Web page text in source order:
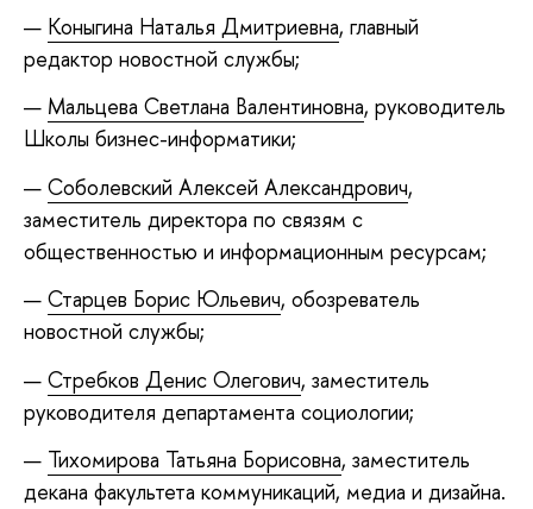
Коныгина Наталья Дмитриевна, главный
редактор новостной службы;
Мальцева Светлана Валентиновна, руководитель
Школы бизнес-информатики;
Соболевский Алексей Александрович,
заместитель директора по связям с
общественностью и информационным ресурсам;
Старцев Борис Юльевич, обозреватель
новостной службы;
Стребков Денис Олегович, заместитель
руководителя департамента социологии;
Тихомирова Татьяна Борисовна, заместитель
декана факультета коммуникаций, медиа и дизайна.